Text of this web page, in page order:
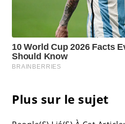
Plus sur le sujet